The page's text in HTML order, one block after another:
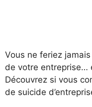
Vous ne feriez
de votre entreprise…
Découvrez si vous
de suicide